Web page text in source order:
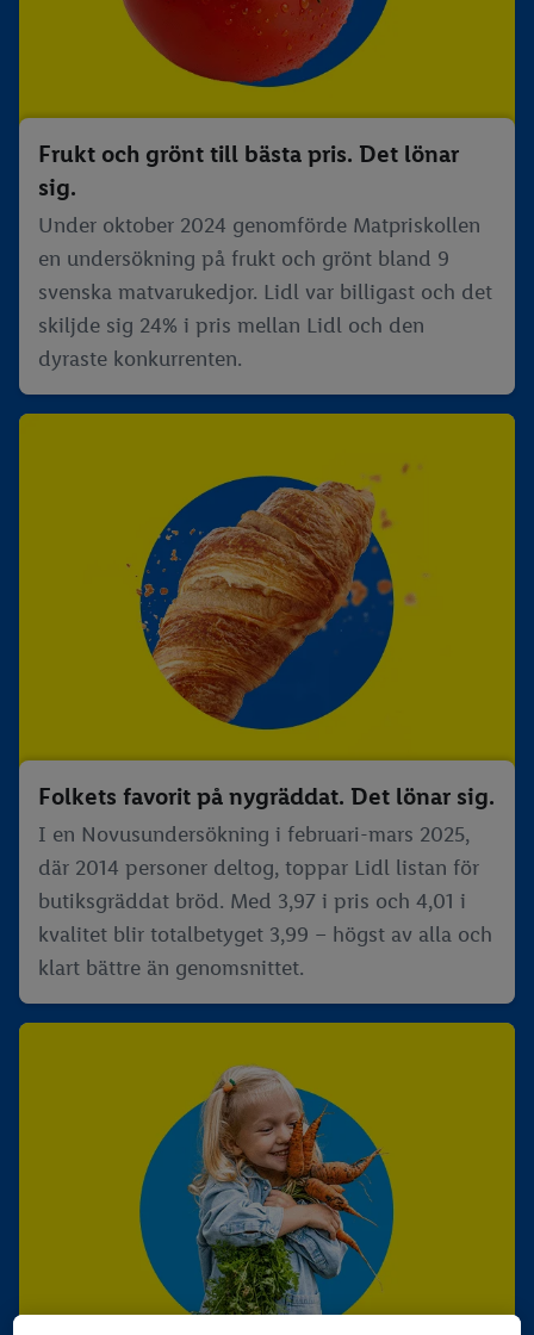
Frukt och grönt till bästa pris. Det lönar
sig.
Under oktober 2024 genomförde Matpriskollen
en undersökning på frukt och grönt bland 9
svenska matvarukedjor. Lidl var billigast och det
skiljde sig 24% i pris mellan Lidl och den
dyraste konkurrenten.
Folkets favorit på nygräddat. Det lönar sig.
I en Novusundersökning i februari-mars 2025,
där 2014 personer deltog, toppar Lidl listan för
butiksgräddat bröd. Med 3,97 i pris och 4,01 i
kvalitet blir totalbetyget 3,99 – högst av alla och
klart bättre än genomsnittet.